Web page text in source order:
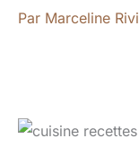
Par Marceline